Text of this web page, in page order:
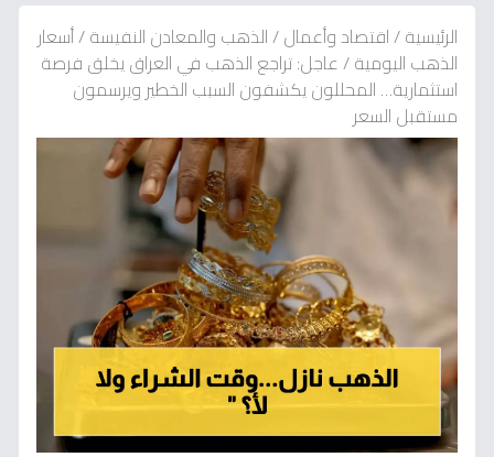
الرئيسية/اقتصاد وأعمال/الذهب والمعادن النفيسة/أسعار
الذهب اليومية/عاجل: تراجع الذهب في العراق يخلق فرصة
استثمارية… المحللون يكشفون السبب الخطير ويرسمون
مستقبل السعر